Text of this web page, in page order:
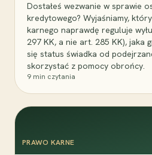
Dostałeś wezwanie w sprawie
kredytowego? Wyjaśniamy,
karnego naprawdę reguluje
297 KK, a nie art. 285 KK), jaka
się status świadka od
skorzystać z pomocy obrońcy.
9 min czytania
PRAWO KARNE